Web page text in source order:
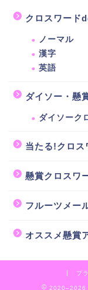
クロスワード
ノーマル
漢字
英語
ダイソー・懸
ダイソーク
当たる!クロス
懸賞クロスワ
フルーツメー
オススメ懸賞
プ
2020–2026